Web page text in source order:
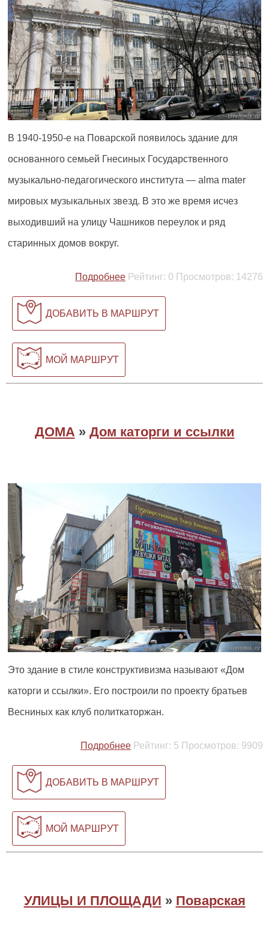
В 1940-1950-е на Поварской появилось здание для
основанного семьей Гнесиных Государственного
музыкально-педагогического института — alma mater
мировых музыкальных звезд. В это же время исчез
выходивший на улицу Чашников переулок и ряд
старинных домов вокруг.
Подробнее Рейтинг: 0 Просмотров: 14276
ДОБАВИТЬ В МАРШРУТ
МОЙ МАРШРУТ
ДОМА » Дом каторги и ссылки
Это здание в стиле конструктивизма называют «Дом
каторги и ссылки». Его построили по проекту братьев
Весниных как клуб политкаторжан.
Подробнее Рейтинг: 5 Просмотров: 9909
ДОБАВИТЬ В МАРШРУТ
МОЙ МАРШРУТ
УЛИЦЫ И ПЛОЩАДИ » Поварская